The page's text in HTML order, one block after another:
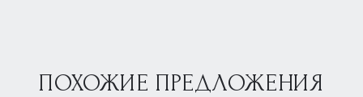
ПОХОЖИЕ ПРЕДЛОЖЕНИЯ